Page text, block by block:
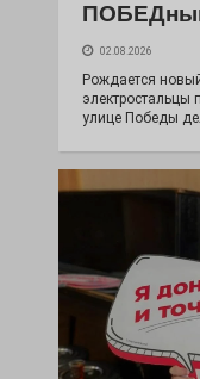
02.08.2026
Рождается
электростальцы
улице Победы